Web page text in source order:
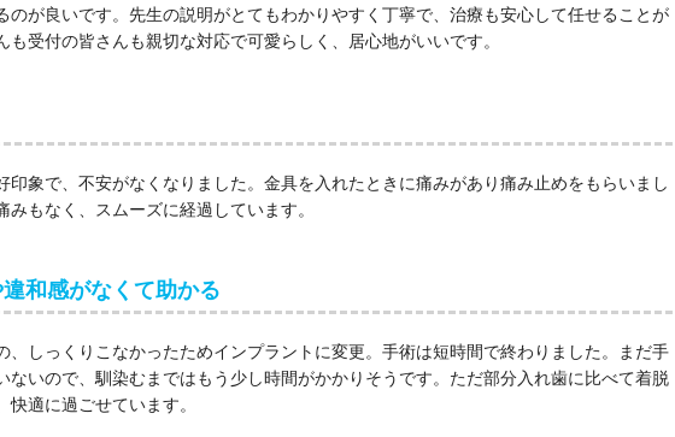
のが良いです。先生の説明がとてもわかりやすく丁寧で、治療も安心して任せることが
も受付の皆さんも親切な対応で可愛らしく、居心地がいいです。
印象で、不安がなくなりました。金具を入れたときに痛みがあり痛み止めをもらいまし
みもなく、スムーズに経過しています。
和感がなくて助かる
、しっくりこなかったためインプラントに変更。手術は短時間で終わりました。まだ手
ないので、馴染むまではもう少し時間がかかりそうです。ただ部分入れ歯に比べて着脱
適に過ごせています。